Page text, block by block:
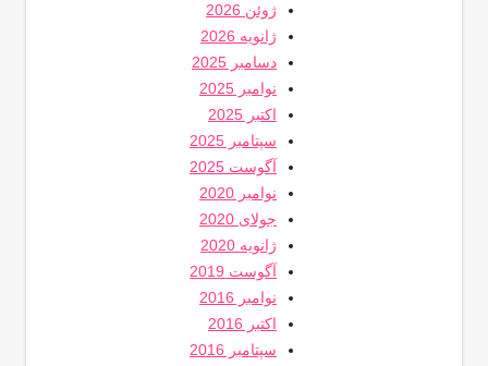
ژوئن 2026
ژانویه 2026
دسامبر 2025
نوامبر 2025
اکتبر 2025
سپتامبر 2025
آگوست 2025
نوامبر 2020
جولای 2020
ژانویه 2020
آگوست 2019
نوامبر 2016
اکتبر 2016
سپتامبر 2016